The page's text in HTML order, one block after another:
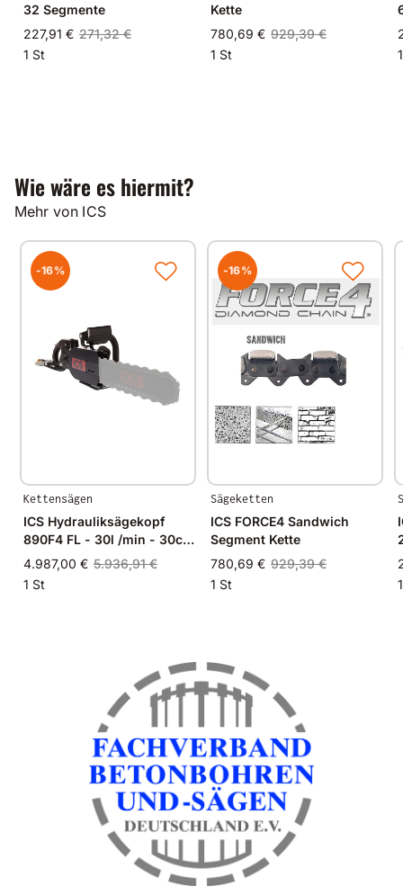
32 Segmente
227,91 € 271,32 €
1 St
Kette
780,69 € 929,39 €
1 St
Wie wäre es hiermit?
Mehr von ICS
-16%
Kettensägen
ICS Hydrauliksägekopf
890F4 FL - 30l /min - 30cm
Schlauch - mit Tasche
4.987,00 € 5.936,91 €
1 St
-16%
Sägeketten
ICS FORCE4 Sandwich
Segment Kette
780,69 € 929,39 €
1 St